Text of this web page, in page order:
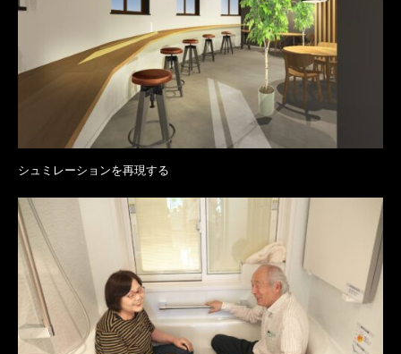
シュミレーションを再現する